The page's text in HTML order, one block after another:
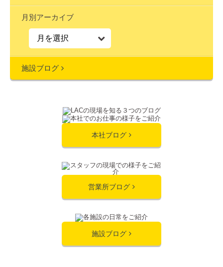
月別アーカイブ
施設ブログ
本社ブログ
営業所ブログ
施設ブログ